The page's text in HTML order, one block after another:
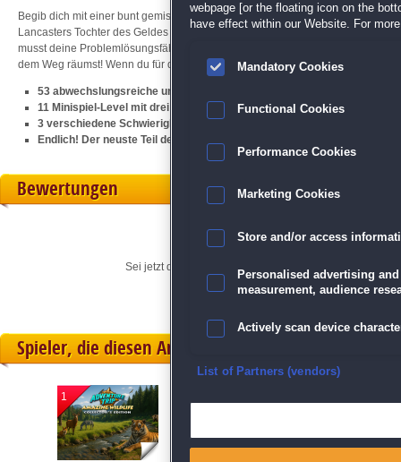
Begib dich mit einer bunt gemischten Truppe Königlicher auf ein Abenteuer
Lancasters Tochter des Geldes wegen heiratet. Gleichzeitig musst du dich
musst deine Problemlösungsfähigkeiten trainieren, während du Rohstoffe
dem Weg räumst! Wenn du für dieses Klick-Management-Abenteuer bereit
53 abwechslungsreiche und herausfordernde Level
11 Minispiel-Level mit drei unterschiedlichen Arten von Spielen
3 verschiedene Schwierigkeitsstufen bringen dich an deine Grenzen
Endlich! Der neuste Teil der
Bewertungen
Sei jetzt der Erste, der seine persönliche Meinung für
Spieler, die diesen Artikel gekauft haben, spielten
1
webpage [or the floating icon on the
have effect within our Website. For
Mandatory Cookies
Functional Cookies
Performance Cookies
Marketing Cookies
Store and/or access
Personalised advertising
measurement, audience
Actively scan device
Ensure security, prevent
List of Partners (vendors)